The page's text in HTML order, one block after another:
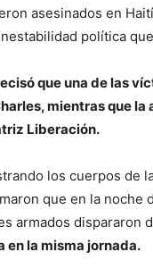
asesinados en
política
que una de las
mientras que
Liberación.
los cuerpos de
que en la
armados dispararon
en la misma jornada.